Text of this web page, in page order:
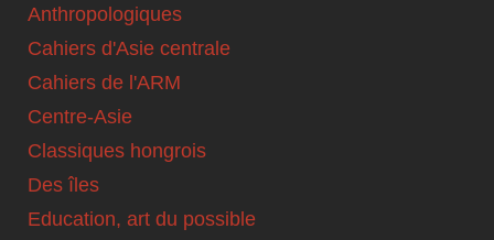
Anthropologiques
Cahiers d'Asie centrale
Cahiers de l'ARM
Centre-Asie
Classiques hongrois
Des îles
Education, art du possible